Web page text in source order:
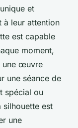
et
à leur attention
est capable
moment,
une œuvre
une séance de
spécial ou
est
une